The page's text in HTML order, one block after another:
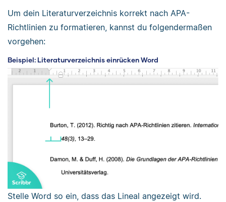
Um dein Literaturverzeichnis korrekt nach APA-
Richtlinien zu formatieren, kannst du folgendermaßen
vorgehen:
Beispiel: Literaturverzeichnis einrücken Word
Stelle Word so ein, dass das Lineal angezeigt wird.